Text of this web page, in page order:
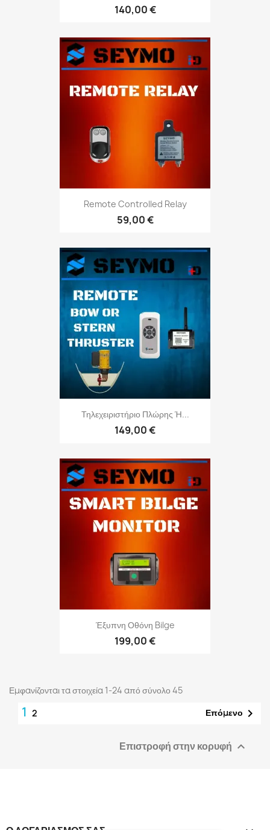
140,00 €
Remote Controlled Relay
59,00 €
Τηλεχειριστήριο Πλώρης Ή...
149,00 €
Έξυπνη Οθόνη Bilge
199,00 €
Εμφανίζονται τα στοιχεία 1-24 από σύνολο 45
1 2 Επόμενο 
Επιστροφή στην κορυφή 